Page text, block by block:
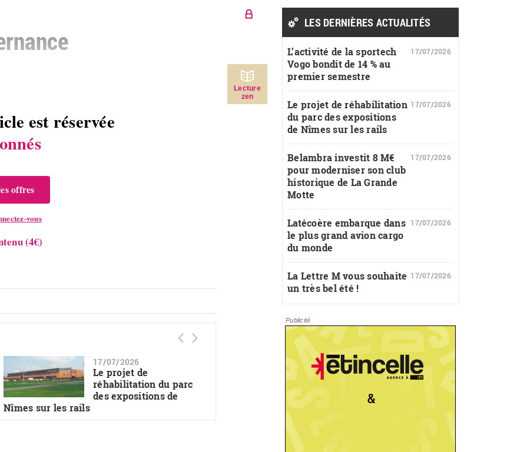
est réservée
offres
vous
(4€)
Lec­ture
zen
17/07/2026
Le projet de
réhabilitation du parc
des expositions de
Nîmes sur les rails
LES DERNIÈRES ACTUALITÉS
L’activité de la sportech
Vogo bondit de 14 % au
premier semestre
17/07/2026
Le projet de réhabilitation
du parc des expositions
de Nîmes sur les rails
17/07/2026
Belambra investit 8 M€
pour moderniser son club
historique de La Grande
Motte
17/07/2026
Latécoère embarque dans
le plus grand avion cargo
du monde
17/07/2026
La Lettre M vous souhaite
un très bel été !
17/07/2026
Publicité